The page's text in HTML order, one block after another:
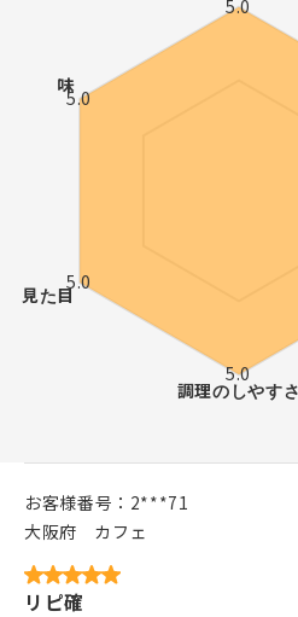
お客様番号： 2***71
大阪府
カフェ
リピ確